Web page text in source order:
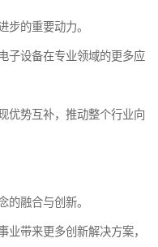
步的重要动力。
子设备在专业领域的更多应
优势互补，推动整个行业向
的融合与创新。
带来更多创新解决方案，